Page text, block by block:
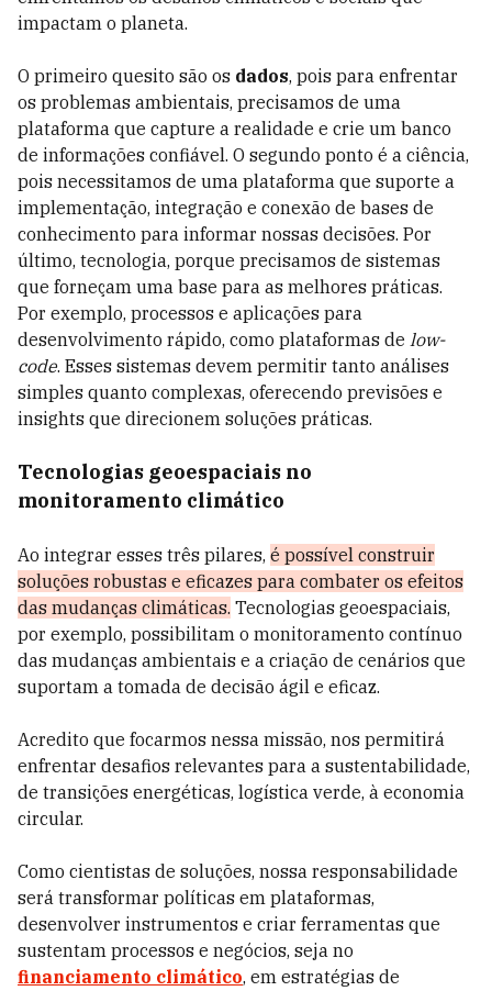
impactam o planeta.
O primeiro quesito são os dados, pois para enfrentar
os problemas ambientais, precisamos de uma
plataforma que capture a realidade e crie um banco
de informações confiável. O segundo ponto é a ciência,
pois necessitamos de uma plataforma que suporte a
implementação, integração e conexão de bases de
conhecimento para informar nossas decisões. Por
último, tecnologia, porque precisamos de sistemas
que forneçam uma base para as melhores práticas.
Por exemplo, processos e aplicações para
desenvolvimento rápido, como plataformas de low-
code. Esses sistemas devem permitir tanto análises
simples quanto complexas, oferecendo previsões e
insights que direcionem soluções práticas.
Tecnologias geoespaciais no
monitoramento climático
Ao integrar esses três pilares, é possível construir
soluções robustas e eficazes para combater os efeitos
das mudanças climáticas. Tecnologias geoespaciais,
por exemplo, possibilitam o monitoramento contínuo
das mudanças ambientais e a criação de cenários que
suportam a tomada de decisão ágil e eficaz.
Acredito que focarmos nessa missão, nos permitirá
enfrentar desafios relevantes para a sustentabilidade,
de transições energéticas, logística verde, à economia
circular.
Como cientistas de soluções, nossa responsabilidade
será transformar políticas em plataformas,
desenvolver instrumentos e criar ferramentas que
sustentam processos e negócios, seja no
financiamento climático, em estratégias de